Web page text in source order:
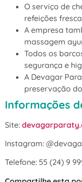
O serviço de
refeições
A empresa
massagem
Todos os
segurança e
A Devagar
preservação
Informações
Site:
Instagram:
Telefone: 55 (24) 9